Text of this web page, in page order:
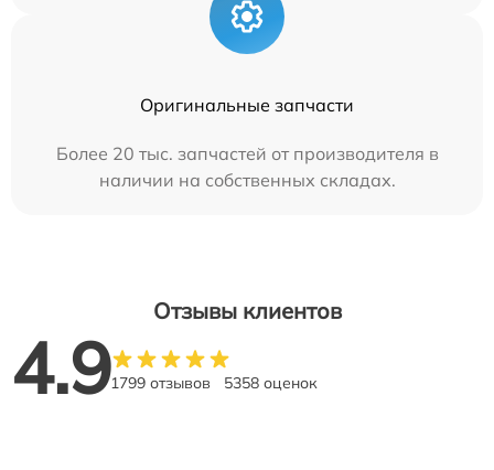
Оригинальные запчасти
Более 20 тыс. запчастей от производителя в
наличии на собственных складах.
Отзывы клиентов
4.91799 отзывов 5358 оценок